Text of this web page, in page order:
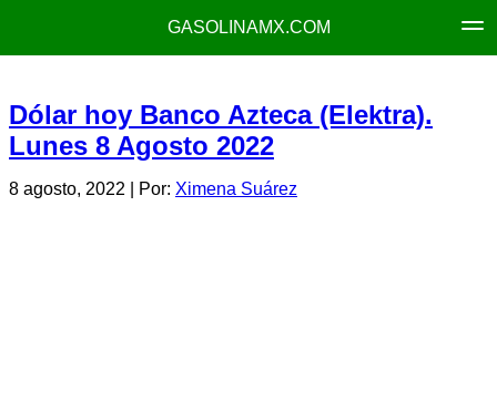
GASOLINAMX.COM
Dólar hoy Banco Azteca (Elektra).
Lunes 8 Agosto 2022
8 agosto, 2022 | Por: Ximena Suárez